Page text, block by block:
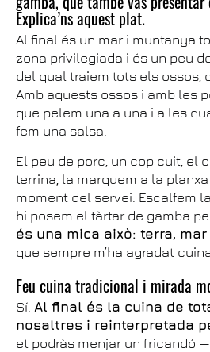
Explica’ns aquest plat.
Al final és un mar i muntanya
zona privilegiada i és un peu
del qual traiem tots els ossos,
Amb aquests ossos i amb les
que pelem una a una i a les
fem una salsa.
El peu de porc, un cop cuit, el
terrina, la marquem a la planxa
moment del servei. Escalfem
hi posem el tàrtar de gamba
és una mica això: terra,
que sempre m’ha agradat
Feu cuina tradicional i mirada
Sí. Al final és la cuina de
nosaltres i reinterpretada
et podràs menjar un fricandó